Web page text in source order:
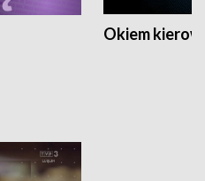
Okiem